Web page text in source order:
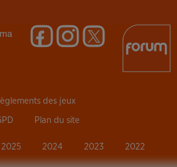
des jeux
Plan du site
2025 2024 2023 2022